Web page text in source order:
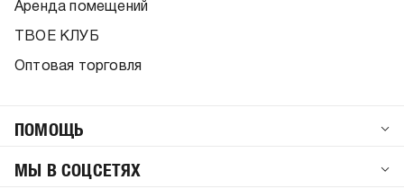
Аренда помещений
ТВОЕ КЛУБ
Оптовая торговля
ПОМОЩЬ
МЫ В СОЦСЕТЯХ